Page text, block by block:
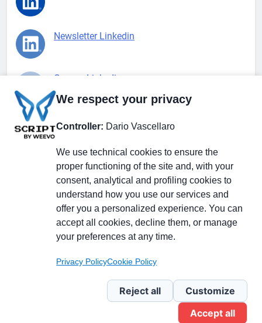
Newsletter Linkedin
Gruppo Linkedin
Pagina Facebook
X.com
Il Giornale delle PMI.
Testata giornalistica
registrata al Tribunale di
Milano n. 353 del 19
novembre 2013 Powered By
Disclaimer Privacy PolicyCookie
We respect your privacy
Controller: Dario Vascellaro
We use technical cookies to ensure the
proper functioning of the site and, with your
consent, analytical and profiling cookies to
understand how you use our services and
offer you a personalized experience. You can
accept all cookies, decline them, or manage
your preferences at any time.
Privacy PolicyCookie Policy
Reject all
Customize
Accept all